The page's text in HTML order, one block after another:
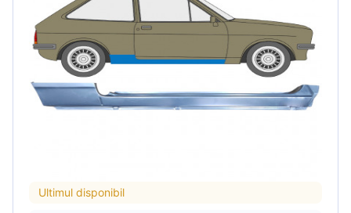
Ultimul disponibil